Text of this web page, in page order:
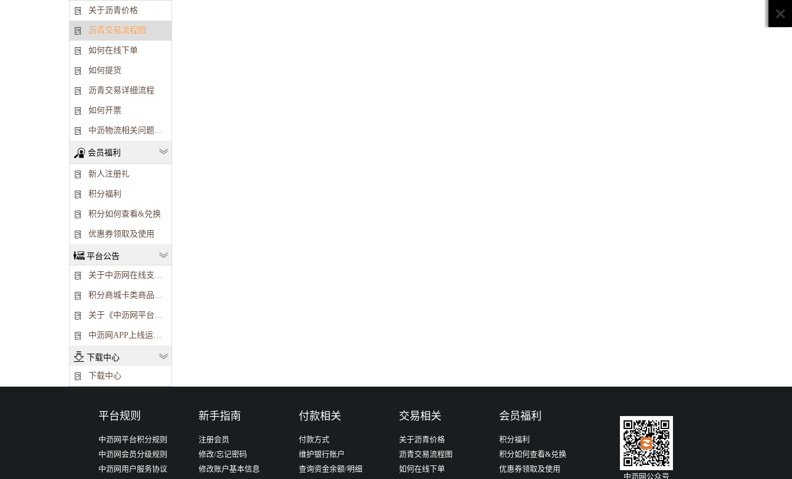
关于沥青价格
沥青交易流程图
如何在线下单
如何提货
沥青交易详细流程
如何开票
会员福利
新人注册礼
积分福利
积分如何查看&兑换
优惠券领取及使用
平台公告
关于中沥网在线支付功能升级运维公告
积分商城卡类商品下架公告
关于《中沥网平台积分规则》及《中沥网会员权益》调整公告
中沥网APP上线运营公告
下载中心
下载中心
平台规则
中沥网平台积分规则
中沥网会员分级规则
中沥网用户服务协议
新手指南
注册会员
修改/忘记密码
修改账户基本信息
付款相关
付款方式
维护银行账户
查询资金余额/明细
交易相关
关于沥青价格
沥青交易流程图
如何在线下单
会员福利
积分福利
积分如何查看&兑换
优惠券领取及使用
中沥网公众号